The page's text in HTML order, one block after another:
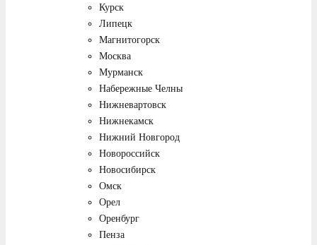
Курск
Липецк
Магнитогорск
Москва
Мурманск
Набережные Челны
Нижневартовск
Нижнекамск
Нижний Новгород
Новороссийск
Новосибирск
Омск
Орел
Оренбург
Пенза